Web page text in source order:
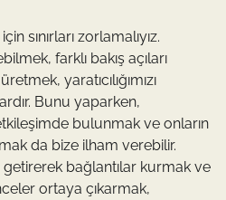
sınırları zorlamalıyız.
farklı bakış açıları
yaratıcılığımızı
Bunu yaparken,
bulunmak ve onların
da bize ilham verebilir.
getirerek bağlantılar kurmak ve
ortaya çıkarmak,